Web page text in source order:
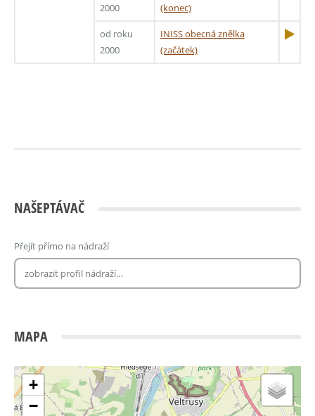
2000
(konec)
od roku
2000
INISS obecná znělka
(začátek)
NAŠEPTÁVAČ
Přejít přímo na nádraží
MAPA
+
−